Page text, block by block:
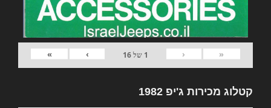
«
‹
1 של16
›
»
קטלוג מכירות ג'יפ 1982